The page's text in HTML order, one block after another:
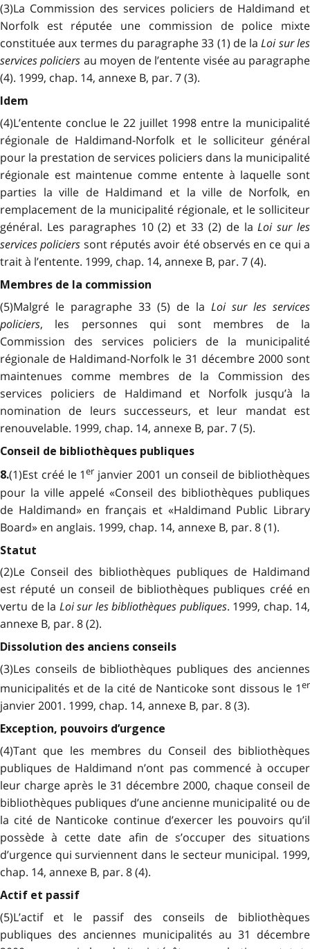
(3)La Commission des services policiers de Haldimand et
Norfolk est réputée une commission de police mixte
constituée aux termes du paragraphe 33 (1) de laLoi sur les
services policiers au moyen de l’entente visée au paragraphe
(4). 1999, chap. 14, annexe B, par. 7 (3).
Idem
(4)L’entente conclue le 22 juillet 1998 entre la municipalité
régionale de Haldimand-Norfolk et le solliciteur général
pour la prestation de services policiers dans la municipalité
régionale est maintenue comme entente à laquelle sont
parties la ville de Haldimand et la ville de Norfolk, en
remplacement de la municipalité régionale, et le solliciteur
général. Les paragraphes 10 (2) et 33 (2) de laLoi sur les
services policiers sont réputés avoir été observés en ce qui a
trait à l’entente. 1999, chap. 14, annexe B, par. 7 (4).
Membres de la commission
(5)Malgré le paragraphe 33 (5) de la Loi sur les services
policiers, les personnes qui sont membres de la
Commission des services policiers de la municipalité
régionale de Haldimand-Norfolk le 31 décembre 2000 sont
maintenues comme membres de la Commission des
services policiers de Haldimand et Norfolk jusqu’à la
nomination de leurs successeurs, et leur mandat est
renouvelable. 1999, chap. 14, annexe B, par. 7 (5).
Conseil de bibliothèques publiques
8.(1)Est créé le 1er janvier 2001 un conseil de bibliothèques
pour la ville appelé «Conseil des bibliothèques publiques
de Haldimand» en français et «Haldimand Public Library
Board» en anglais. 1999, chap. 14, annexe B, par. 8 (1).
Statut
(2)Le Conseil des bibliothèques publiques de Haldimand
est réputé un conseil de bibliothèques publiques créé en
vertu de la Loi sur les bibliothèques publiques. 1999, chap. 14,
annexe B, par. 8 (2).
Dissolution des anciens conseils
(3)Les conseils de bibliothèques publiques des anciennes
municipalités et de la cité de Nanticoke sont dissous le 1er
janvier 2001. 1999, chap. 14, annexe B, par. 8 (3).
Exception, pouvoirs d’urgence
(4)Tant que les membres du Conseil des bibliothèques
publiques de Haldimand n’ont pas commencé à occuper
leur charge après le 31 décembre 2000, chaque conseil de
bibliothèques publiques d’une ancienne municipalité ou de
la cité de Nanticoke continue d’exercer les pouvoirs qu’il
possède à cette date afin de s’occuper des situations
d’urgence qui surviennent dans le secteur municipal. 1999,
chap. 14, annexe B, par. 8 (4).
Actif et passif
(5)L’actif et le passif des conseils de bibliothèques
publiques des anciennes municipalités au 31 décembre